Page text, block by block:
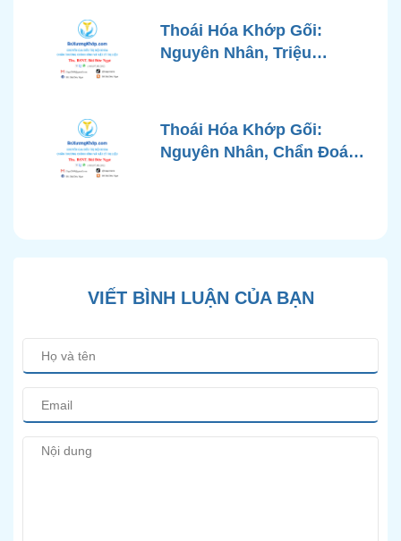
Góc Nhìn Bác Sĩ Xương
Khớp
Thoái Hóa Khớp Gối:
Nguyên Nhân, Triệu
Chuẩn Y Khoa
Thoái Hóa Khớp Gối:
Nguyên Nhân, Chẩn Đoán
VIẾT BÌNH LUẬN CỦA BẠN